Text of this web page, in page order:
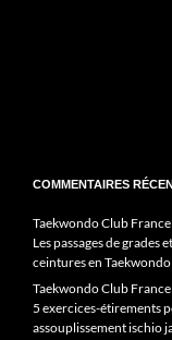
COMMENTAIRES
Taekwondo Club France
Les passages de grades
ceintures en Taekwondo
Taekwondo Club France
5 exercices-étirements
assouplissement ischio